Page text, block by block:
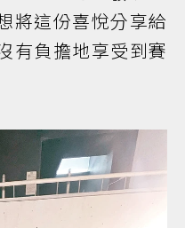
將這份喜悅分享給
有負擔地享受到賽